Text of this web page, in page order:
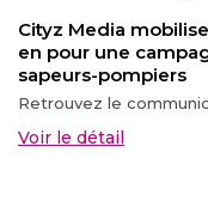
Cityz Media
en pour une
sapeurs-pompiers
Retrouvez le
Voir le détail